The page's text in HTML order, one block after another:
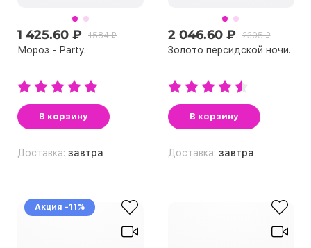
1 425.60 ₽ 1584 ₽
Мороз - Рarty.
В корзину
Доставка: завтра
2 046.60 ₽ 2305 ₽
Золото персидской ночи.
В корзину
Доставка: завтра
Акция -11%